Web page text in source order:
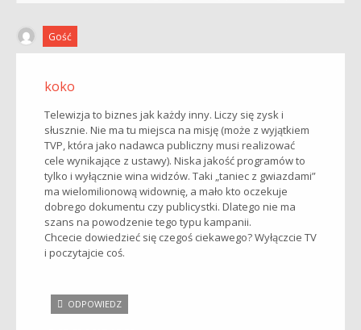
Gość
koko
Telewizja to biznes jak każdy inny. Liczy się zysk i
słusznie. Nie ma tu miejsca na misję (może z wyjątkiem
TVP, która jako nadawca publiczny musi realizować
cele wynikające z ustawy). Niska jakość programów to
tylko i wyłącznie wina widzów. Taki „taniec z gwiazdami”
ma wielomilionową widownię, a mało kto oczekuje
dobrego dokumentu czy publicystki. Dlatego nie ma
szans na powodzenie tego typu kampanii.
Chcecie dowiedzieć się czegoś ciekawego? Wyłączcie TV
i poczytajcie coś.
ODPOWIEDZ